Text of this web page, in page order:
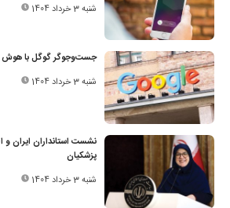
شنبه 3 خرداد 1404
جست‌وجوگر گوگل با هوش
شنبه 3 خرداد 1404
نشست استانداران ایران و
پزشکیان
شنبه 3 خرداد 1404